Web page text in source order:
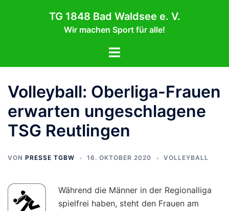
TG 1848 Bad Waldsee e. V.
Wir machen Sport für alle!
Menü
Volleyball: Oberliga-Frauen
erwarten ungeschlagene
TSG Reutlingen
VON PRESSE TGBW 16. OKTOBER 2020 VOLLEYBALL
Während die Männer in der Regionalliga
spielfrei haben, steht den Frauen am